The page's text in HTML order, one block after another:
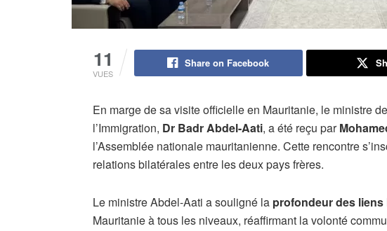
11
VUES
Share on Facebook
En marge de sa visite officielle en Mauritanie, le ministre
l’Immigration, Dr Badr Abdel-Aati, a été reçu par
l’Assemblée nationale mauritanienne. Cette rencontre
relations bilatérales entre les deux pays frères.
Le ministre Abdel-Aati a souligné la profondeur des
Mauritanie à tous les niveaux, réaffirmant la volonté